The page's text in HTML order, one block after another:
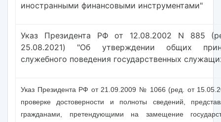
иностранными финансовыми инструментами"
Указ Президента РФ от 12.08.2002 N 885
25.08.2021) "Об утверждении общих
служебного поведения государственных
Указ Президента РФ от 21.09.2009 № 1066 (ред. от
проверке достоверности и полноты сведений,
гражданами, претендующими на замещение